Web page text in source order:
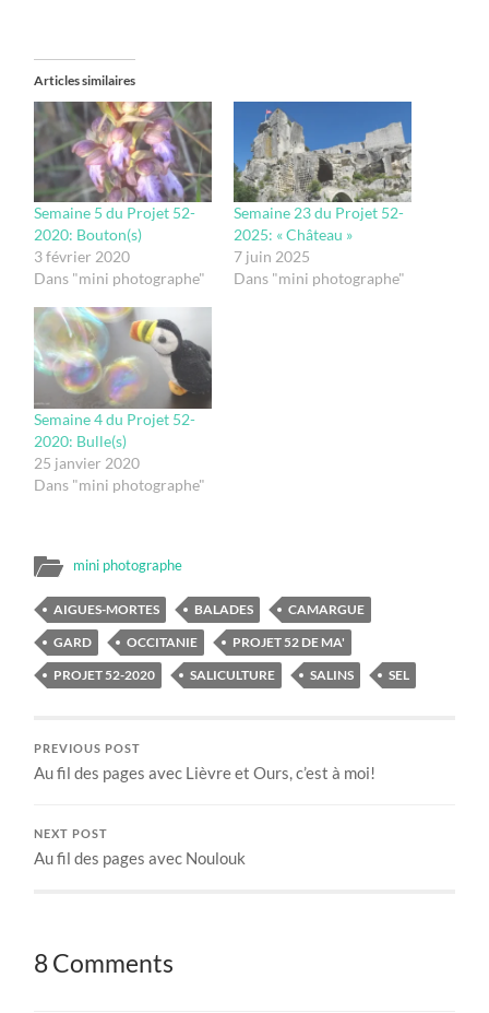
Articles similaires
Semaine 5 du Projet 52-
2020: Bouton(s)
3 février 2020
Dans "mini photographe"
Semaine 23 du Projet 52-
2025: « Château »
7 juin 2025
Dans "mini photographe"
Semaine 4 du Projet 52-
2020: Bulle(s)
25 janvier 2020
Dans "mini photographe"
mini photographe
AIGUES-MORTES BALADES
CAMARGUE
GARD
OCCITANIE
PROJET 52 DE MA'
PROJET 52-2020
SALICULTURE SALINS SEL
PREVIOUS POST
Au fil des pages avec Lièvre et Ours, c’est à moi!
NEXT POST
Au fil des pages avec Noulouk
8 Comments